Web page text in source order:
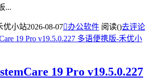
...
优小站2026-08-07办公软件 阅读()去评论
19 Pro v19.5.0.227